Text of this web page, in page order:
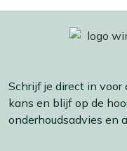
Schrijf je direct in
kans en blijf op de
onderhoudsadvies en